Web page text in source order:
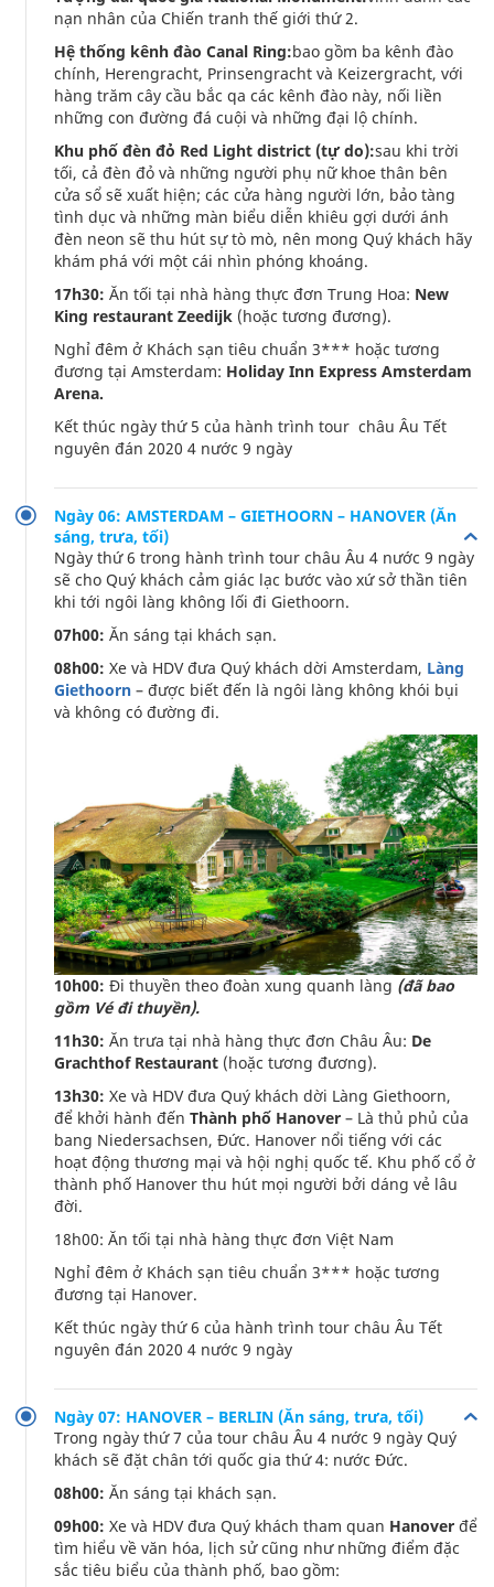
nạn nhân của Chiến tranh thế giới thứ 2.
Hệ thống kênh đào Canal Ring:bao gồm ba kênh đào
chính, Herengracht, Prinsengracht và Keizergracht, với
hàng trăm cây cầu bắc qa các kênh đào này, nối liền
những con đường đá cuội và những đại lộ chính.
Khu phố đèn đỏ Red Light district (tự do):sau khi trời
tối, cả đèn đỏ và những người phụ nữ khoe thân bên
cửa sổ sẽ xuất hiện; các cửa hàng người lớn, bảo tàng
tình dục và những màn biểu diễn khiêu gợi dưới ánh
đèn neon sẽ thu hút sự tò mò, nên mong Quý khách hãy
khám phá với một cái nhìn phóng khoáng.
17h30: Ăn tối tại nhà hàng thực đơn Trung Hoa: New
King restaurant Zeedijk (hoặc tương đương).
Nghỉ đêm ở Khách sạn tiêu chuẩn 3*** hoặc tương
đương tại Amsterdam: Holiday Inn Express Amsterdam
Arena.
Kết thúc ngày thứ 5 của hành trình tour châu Âu Tết
nguyên đán 2020 4 nước 9 ngày
Ngày 06: AMSTERDAM – GIETHOORN – HANOVER (Ăn
sáng, trưa, tối)
Ngày thứ 6 trong hành trình tour châu Âu 4 nước 9 ngày
sẽ cho Quý khách cảm giác lạc bước vào xứ sở thần tiên
khi tới ngôi làng không lối đi Giethoorn.
07h00: Ăn sáng tại khách sạn.
08h00: Xe và HDV đưa Quý khách dời Amsterdam, Làng
Giethoorn – được biết đến là ngôi làng không khói bụi
và không có đường đi.
10h00: Đi thuyền theo đoàn xung quanh làng (đã bao
gồm Vé đi thuyền).
11h30: Ăn trưa tại nhà hàng thực đơn Châu Âu: De
Grachthof Restaurant (hoặc tương đương).
13h30: Xe và HDV đưa Quý khách dời Làng Giethoorn,
để khởi hành đến Thành phố Hanover – Là thủ phủ của
bang Niedersachsen, Đức. Hanover nổi tiếng với các
hoạt động thương mại và hội nghị quốc tế. Khu phố cổ ở
thành phố Hanover thu hút mọi người bởi dáng vẻ lâu
đời.
18h00: Ăn tối tại nhà hàng thực đơn Việt Nam
Nghỉ đêm ở Khách sạn tiêu chuẩn 3*** hoặc tương
đương tại Hanover.
Kết thúc ngày thứ 6 của hành trình tour châu Âu Tết
nguyên đán 2020 4 nước 9 ngày
Ngày 07: HANOVER – BERLIN (Ăn sáng, trưa, tối)
Trong ngày thứ 7 của tour châu Âu 4 nước 9 ngày Quý
khách sẽ đặt chân tới quốc gia thứ 4: nước Đức.
08h00: Ăn sáng tại khách sạn.
09h00: Xe và HDV đưa Quý khách tham quan Hanover để
tìm hiểu về văn hóa, lịch sử cũng như những điểm đặc
sắc tiêu biểu của thành phố, bao gồm: